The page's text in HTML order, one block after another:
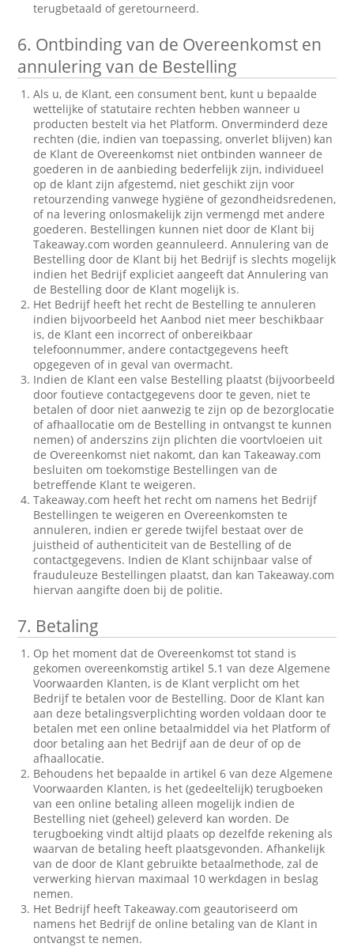
terugbetaald of geretourneerd.
6. Ontbinding van de Overeenkomst en
annulering van de Bestelling
Als u, de Klant, een consument bent, kunt u bepaalde
wettelijke of statutaire rechten hebben wanneer u
producten bestelt via het Platform. Onverminderd deze
rechten (die, indien van toepassing, onverlet blijven) kan
de Klant de Overeenkomst niet ontbinden wanneer de
goederen in de aanbieding bederfelijk zijn, individueel
op de klant zijn afgestemd, niet geschikt zijn voor
retourzending vanwege hygiëne of gezondheidsredenen,
of na levering onlosmakelijk zijn vermengd met andere
goederen. Bestellingen kunnen niet door de Klant bij
Takeaway.com worden geannuleerd. Annulering van de
Bestelling door de Klant bij het Bedrijf is slechts mogelijk
indien het Bedrijf expliciet aangeeft dat Annulering van
de Bestelling door de Klant mogelijk is.
Het Bedrijf heeft het recht de Bestelling te annuleren
indien bijvoorbeeld het Aanbod niet meer beschikbaar
is, de Klant een incorrect of onbereikbaar
telefoonnummer, andere contactgegevens heeft
opgegeven of in geval van overmacht.
Indien de Klant een valse Bestelling plaatst (bijvoorbeeld
door foutieve contactgegevens door te geven, niet te
betalen of door niet aanwezig te zijn op de bezorglocatie
of afhaallocatie om de Bestelling in ontvangst te kunnen
nemen) of anderszins zijn plichten die voortvloeien uit
de Overeenkomst niet nakomt, dan kan Takeaway.com
besluiten om toekomstige Bestellingen van de
betreffende Klant te weigeren.
Takeaway.com heeft het recht om namens het Bedrijf
Bestellingen te weigeren en Overeenkomsten te
annuleren, indien er gerede twijfel bestaat over de
juistheid of authenticiteit van de Bestelling of de
contactgegevens. Indien de Klant schijnbaar valse of
frauduleuze Bestellingen plaatst, dan kan Takeaway.com
hiervan aangifte doen bij de politie.
7. Betaling
Op het moment dat de Overeenkomst tot stand is
gekomen overeenkomstig artikel 5.1 van deze Algemene
Voorwaarden Klanten, is de Klant verplicht om het
Bedrijf te betalen voor de Bestelling. Door de Klant kan
aan deze betalingsverplichting worden voldaan door te
betalen met een online betaalmiddel via het Platform of
door betaling aan het Bedrijf aan de deur of op de
afhaallocatie.
Behoudens het bepaalde in artikel 6 van deze Algemene
Voorwaarden Klanten, is het (gedeeltelijk) terugboeken
van een online betaling alleen mogelijk indien de
Bestelling niet (geheel) geleverd kan worden. De
terugboeking vindt altijd plaats op dezelfde rekening als
waarvan de betaling heeft plaatsgevonden. Afhankelijk
van de door de Klant gebruikte betaalmethode, zal de
verwerking hiervan maximaal 10 werkdagen in beslag
nemen.
Het Bedrijf heeft Takeaway.com geautoriseerd om
namens het Bedrijf de online betaling van de Klant in
ontvangst te nemen.